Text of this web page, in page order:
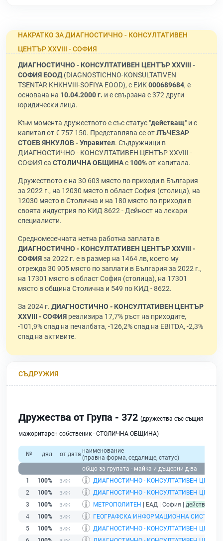
НАКРАТКО ЗА ДИАГНОСТИЧНО - КОНСУЛТАТИВЕН
ЦЕНТЪР ХХVIII - СОФИЯ
ДИАГНОСТИЧНО - КОНСУЛТАТИВЕН ЦЕНТЪР ХХVIII -
СОФИЯ ЕООД(DIAGNOSTICHNO-KONSULTATIVEN
TSENTAR KHKHVIII-SOFIYA EOOD), с ЕИК000689684, е
основана на 10.04.2000 г. и е свързана с 372 други
юридически лица.
Към момента дружеството е със статус "действащ" и с
капитал от € 757 150. Представлява се отЛЪЧЕЗАР
СТОЕВ ЯНКУЛОВ - Управител. Съдружници в
ДИАГНОСТИЧНО - КОНСУЛТАТИВЕН ЦЕНТЪР ХХVIII -
СОФИЯ са СТОЛИЧНА ОБЩИНАс 100%от капитала.
Дружеството е на 30 603 място по приходи в България
за 2022 г., на 12030 място в област София (столица), на
12030 място в Столична и на 180 място по приходи в
своята индустрия по КИД 8622 - Дейност на лекари
специалисти.
Средномесечната нетна работна заплата в
ДИАГНОСТИЧНО - КОНСУЛТАТИВЕН ЦЕНТЪР ХХVIII -
СОФИЯза 2022 г. е в размер на 1464 лв, което му
отрежда 30 905 място по заплати в България за 2022 г.,
на 17301 място в област София (столица), на 17301
място в община Столична и 549 по КИД - 8622.
За 2024 г. ДИАГНОСТИЧНО - КОНСУЛТАТИВЕН ЦЕНТЪР
ХХVIII - СОФИЯ реализира 17,7% ръст на приходите,
-101,9% спад на печалбата, -126,2% спад на EBITDA, -2,3%
спад на активите.
СЪДРУЖИЯ
Дружества от Група - 372 (дружества със същия
мажоритарен собственик - СТОЛИЧНА ОБЩИНА)
№ дял от дата наименование
(правна форма, седалище, статус)
общо за групата - майка и дъщерни д-ва
1
100%
ДИАГНОСТИЧНО - КОНСУЛТАТИВЕН
2
100%
ДИАГНОСТИЧНО - КОНСУЛТАТИВЕН
3
100% МЕТРОПОЛИТЕН | ЕАД | София | действащ
4
100%
ГЕОГРАФСКА ИНФОРМАЦИОННА СИСТЕМА
5
100%
ДИАГНОСТИЧНО - КОНСУЛТАТИВЕН